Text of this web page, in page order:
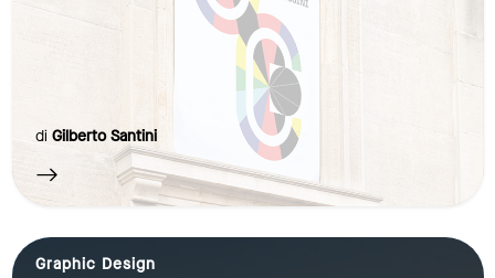
di Gilberto Santini
Graphic Design